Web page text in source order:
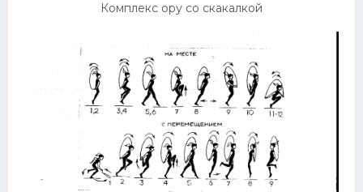
Комплекс ору со скакалкой